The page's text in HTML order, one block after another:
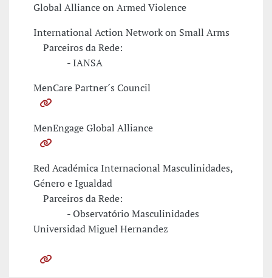
Global Alliance on Armed Violence
International Action Network on Small Arms
Parceiros da Rede:
- IANSA
MenCare Partner´s Council
MenEngage Global Alliance
Red Académica Internacional Masculinidades,
Género e Igualdad
Parceiros da Rede:
- Observatório Masculinidades
Universidad Miguel Hernandez